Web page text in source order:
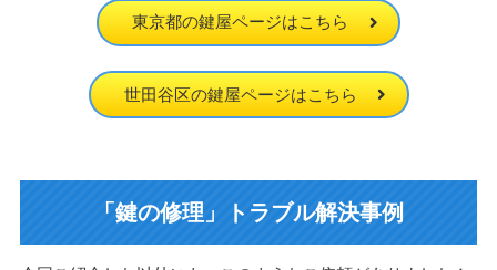
東京都の鍵屋ページはこちら
世田谷区の鍵屋ページはこちら
「鍵の修理」トラブル解決事例